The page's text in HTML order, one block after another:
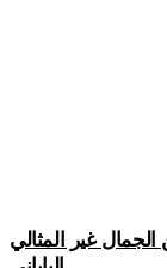
غير المثالي